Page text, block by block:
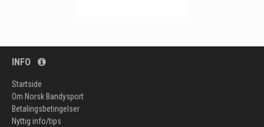
INFO
Startside
Om Norsk Bandysport
Betalingsbetingelser
Nyttig info/tips